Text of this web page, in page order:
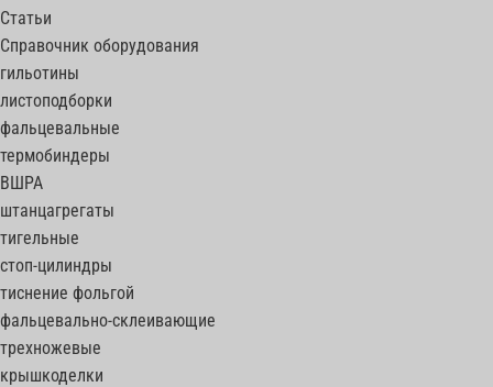
Статьи
Справочник оборудования
гильотины
листоподборки
фальцевальные
термобиндеры
ВШРА
штанцагрегаты
тигельные
стоп-цилиндры
тиснение фольгой
фальцевально-склеивающие
трехножевые
крышкоделки